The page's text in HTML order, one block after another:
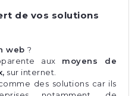
de vos solutions
web ?
aux moyens de
sur internet.
des solutions car ils